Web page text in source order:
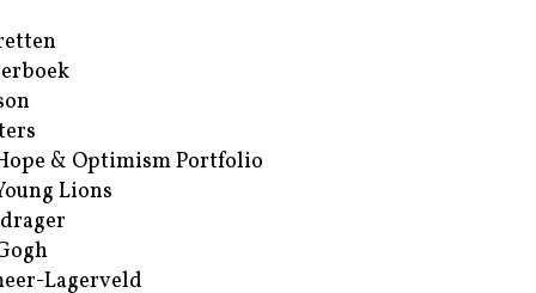
& Optimism Portfolio
Lions
Lagerveld